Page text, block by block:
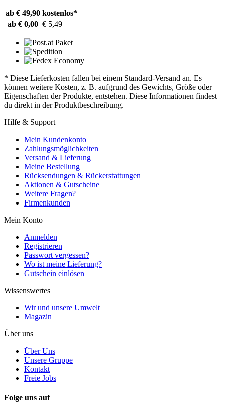
ab € 49,90 kostenlos*
ab € 0,00 € 5,49
* Diese Lieferkosten fallen bei einem Standard-Versand an. Es
können weitere Kosten, z. B. aufgrund des Gewichts, Größe oder
Eigenschaften der Produkte, entstehen. Diese Informationen findest
du direkt in der Produktbeschreibung.
Hilfe & Support
Mein Kundenkonto
Zahlungsmöglichkeiten
Versand & Lieferung
Meine Bestellung
Rücksendungen & Rückerstattungen
Aktionen & Gutscheine
Weitere Fragen?
Firmenkunden
Mein Konto
Anmelden
Registrieren
Passwort vergessen?
Wo ist meine Lieferung?
Gutschein einlösen
Wissenswertes
Wir und unsere Umwelt
Magazin
Über uns
Über Uns
Unsere Gruppe
Kontakt
Freie Jobs
Folge uns auf